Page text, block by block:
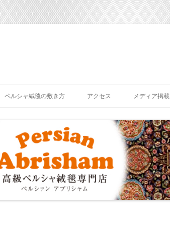
ン
テ
ス
キ
ッ
ペルシャ絨毯の敷き方 アクセス メディア掲載